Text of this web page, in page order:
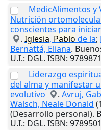
MedicAlimentos y
Nutrición
conscientes para
. Iglesia, Pablo de la;
Bernattá, Eliana.
U.I.: DGL. ISBN:
Liderazgo
del alma y manifestar
evolutivo
. Avruj,
Walsch, Neale Donald
(Desarrollo personal).
U.I.: DGL. ISBN: